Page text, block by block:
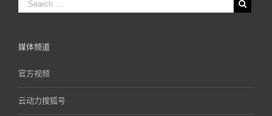
媒体频道
官方视频
云动力搜狐号